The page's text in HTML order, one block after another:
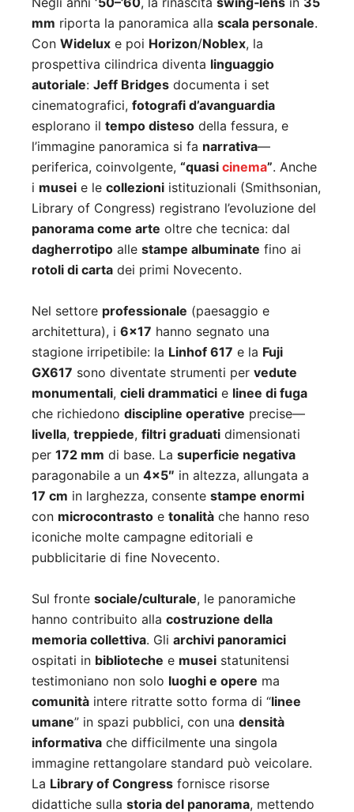
mm riporta la panoramica alla scala personale.
Con Widelux e poi Horizon/Noblex, la
prospettiva cilindrica diventa linguaggio
autoriale: Jeff Bridges documenta i set
cinematografici, fotografi d’avanguardia
esplorano il tempo disteso della fessura, e
l’immagine panoramica si fa narrativa—
periferica, coinvolgente, “quasi cinema”. Anche
i musei e le collezioni istituzionali (Smithsonian,
Library of Congress) registrano l’evoluzione del
panorama come arte oltre che tecnica: dal
dagherrotipo alle stampe albuminate fino ai
rotoli di carta dei primi Novecento.
Nel settore professionale (paesaggio e
architettura), i 6×17 hanno segnato una
stagione irripetibile: la Linhof 617 e la Fuji
GX617 sono diventate strumenti per vedute
monumentali, cieli drammatici e linee di fuga
che richiedono discipline operative precise—
livella, treppiede, filtri graduati dimensionati
per 172 mm di base. La superficie negativa
paragonabile a un 4×5″ in altezza, allungata a
17 cm in larghezza, consente stampe enormi
con microcontrasto e tonalità che hanno reso
iconiche molte campagne editoriali e
pubblicitarie di fine Novecento.
Sul fronte sociale/culturale, le panoramiche
hanno contribuito alla costruzione della
memoria collettiva. Gli archivi panoramici
ospitati in biblioteche e musei statunitensi
testimoniano non solo luoghi e opere ma
comunità intere ritratte sotto forma di “linee
umane” in spazi pubblici, con una densità
informativa che difficilmente una singola
immagine rettangolare standard può veicolare.
La Library of Congress fornisce risorse
didattiche sulla storia del panorama, mettendo